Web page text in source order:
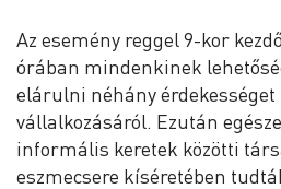
Az esemény reggel 9-kor
órában mindenkinek
elárulni néhány érdekességet
vállalkozásáról. Ezután
informális keretek közötti
eszmecsere kíséretében